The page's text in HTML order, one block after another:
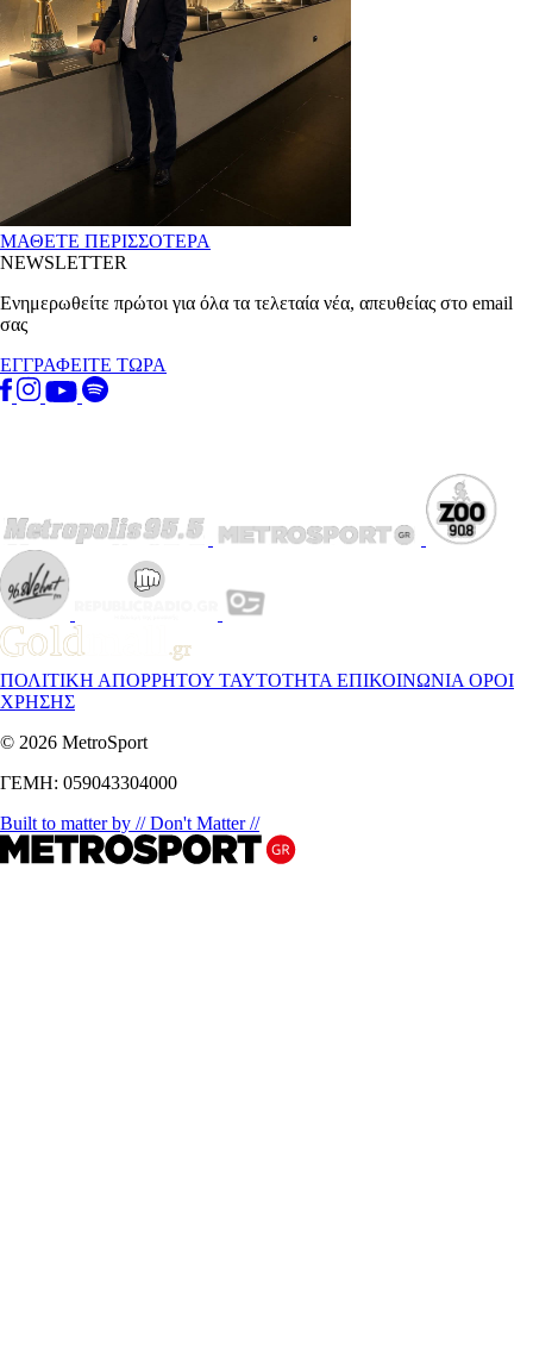
ΜΑΘΕΤΕ ΠΕΡΙΣΣΟΤΕΡΑ
NEWSLETTER
Ενημερωθείτε πρώτοι για όλα τα τελεταία νέα, απευθείας στο email
σας
ΕΓΓΡΑΦΕΙΤΕ ΤΩΡΑ
ΠΟΛΙΤΙΚΗ ΑΠΟΡΡΗΤΟΥ ΤΑΥΤΟΤΗΤΑ ΕΠΙΚΟΙΝΩΝΙΑ ΟΡΟΙ
ΧΡΗΣΗΣ
© 2026 MetroSport
ΓΕΜΗ: 059043304000
Built to matter by // Don't Matter //